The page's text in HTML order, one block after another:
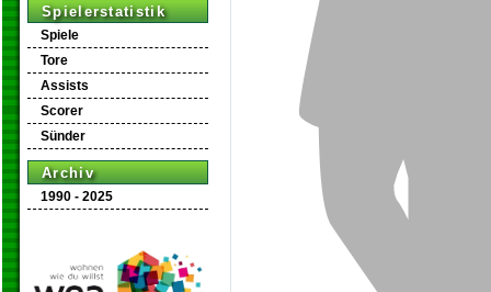
Spielerstatistik
Spiele
Tore
Assists
Scorer
Sünder
Archiv
1990 - 2025